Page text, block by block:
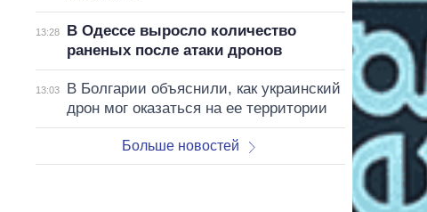
13:28
В Одессе выросло количество
раненых после атаки дронов
13:03
В Болгарии объяснили, как украинский
дрон мог оказаться на ее территории
Больше новостей